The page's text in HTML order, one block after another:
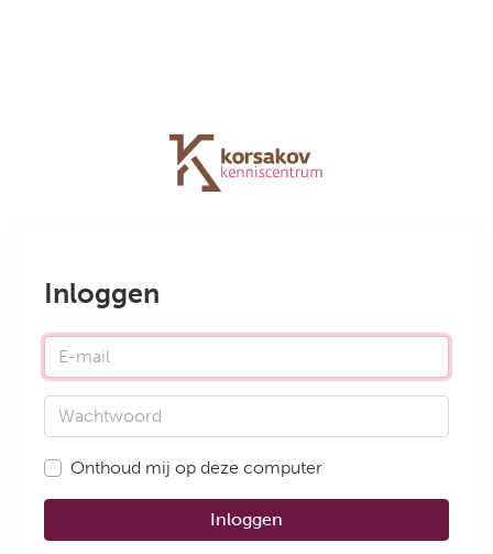
Inloggen
E-mail
Wachtwoord
Onthoud mij op deze computer
Inloggen